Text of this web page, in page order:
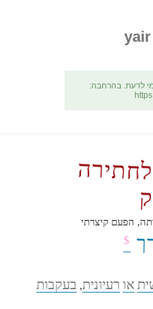
יאיר דיקמן yair
לדעת. בהרחבה:
הפעם קיצרתי
$
או רעיונית, בעקבות